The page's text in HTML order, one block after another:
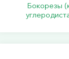
Бокорезы